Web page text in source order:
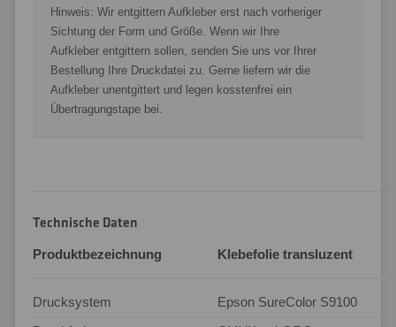
Hinweis: Wir entgittern Aufkleber erst nach vorheriger
Sichtung der Form und Größe. Wenn wir Ihre
Aufkleber entgittern sollen, senden Sie uns vor Ihrer
Bestellung Ihre Druckdatei zu. Gerne liefern wir die
Aufkleber unentgittert und legen kosstenfrei ein
Übertragungstape bei.
Technische Daten
Produktbezeichnung Klebefolie transluzent
Drucksystem
Epson SureColor S9100